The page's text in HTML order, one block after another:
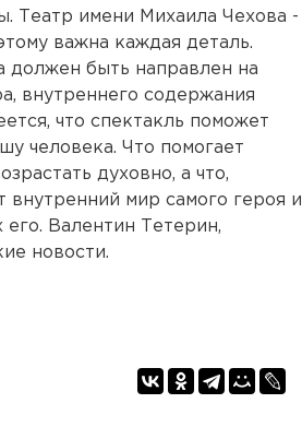
Театр имени Михаила Чехова -
важна каждая деталь.
должен быть направлен на
внутреннего содержания
что спектакль поможет
человека. Что помогает
духовно, а что,
внутренний мир самого героя и
Валентин Тетерин,
новости.